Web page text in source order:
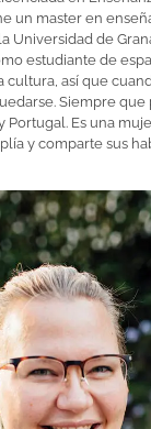
un master en
Universidad de
estudiante de
cultura, así que
Siempre
Portugal. Es una
y comparte sus